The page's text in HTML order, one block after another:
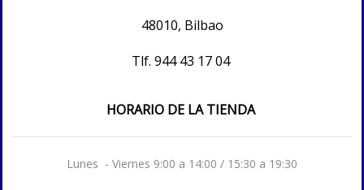
48010, Bilbao
Tlf. 944 43 17 04
HORARIO DE LA TIENDA
Lunes - Viernes 9:00 a 14:00 / 15:30 a 19:30